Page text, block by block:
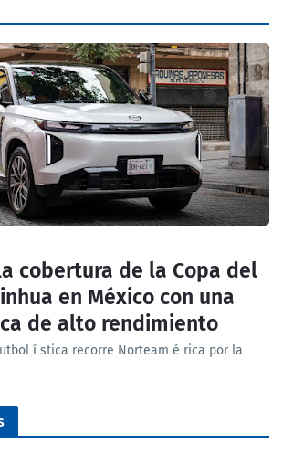
cobertura de la Copa del
en México con una
de alto rendimiento
í stica recorre Norteam é rica por la